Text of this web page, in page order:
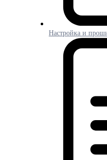
Настройка и